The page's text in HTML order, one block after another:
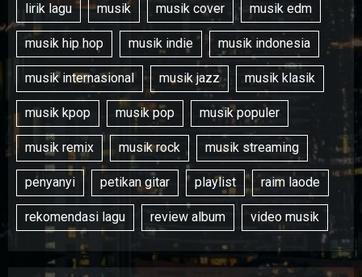
lirik lagu musik musik cover musik edm
musik hip hop musik indie musik indonesia
musik internasional musik jazz musik klasik
musik kpop musik pop musik populer
musik remix musik rock musik streaming
penyanyi petikan gitar playlist raim laode
rekomendasi lagu review album video musik